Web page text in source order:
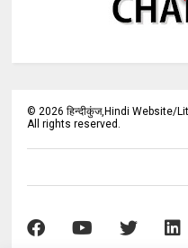
©2026 हिन्दीकुंज,Hindi Website/
All rights reserved.